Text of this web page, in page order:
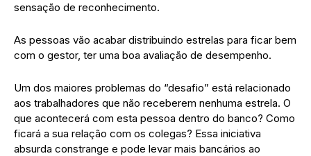
sensação de reconhecimento.
As pessoas vão acabar distribuindo estrelas para ficar bem
com o gestor, ter uma boa avaliação de desempenho.
Um dos maiores problemas do “desafio” está relacionado
aos trabalhadores que não receberem nenhuma estrela. O
que acontecerá com esta pessoa dentro do banco? Como
ficará a sua relação com os colegas? Essa iniciativa
absurda constrange e pode levar mais bancários ao